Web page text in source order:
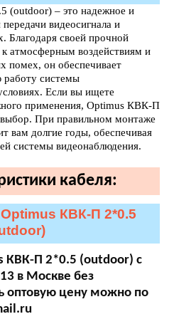
(outdoor) – это надежное и
видеосигнала и
Благодаря своей прочной
атмосферным воздействиям и
помех, он обеспечивает
работу системы
Если вы ищете
применения, Optimus КВК-П
При правильном монтаже
вам долгие годы, обеспечивая
системы видеонаблюдения.
кабеля:
КВК-П 2*0.5
КВК-П 2*0.5 (outdoor) с
в Москве без
оптовую цену можно по